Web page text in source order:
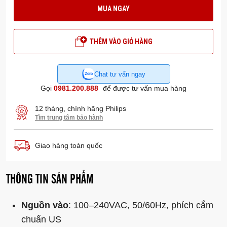
MUA NGAY
THÊM VÀO GIỎ HÀNG
Chat tư vấn ngay
Gọi 0981.200.888 để được tư vấn mua hàng
12 tháng, chính hãng Philips
Tìm trung tâm bảo hành
Giao hàng toàn quốc
THÔNG TIN SẢN PHẨM
Nguồn vào: 100–240VAC, 50/60Hz, phích cắm
chuẩn US